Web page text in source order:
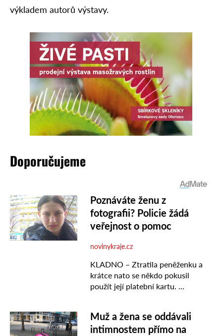
výkladem autorů výstavy.
Doporučujeme